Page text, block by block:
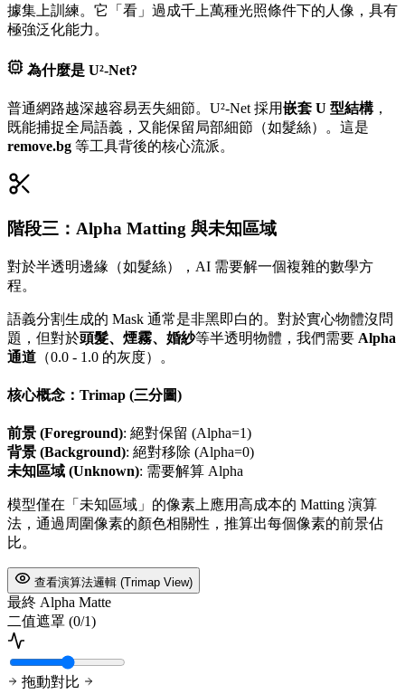
據集上訓練。它「看」過成千上萬種光照條件下的人像，具有
極強泛化能力。
為什麼是 U²-Net?
普通網路越深越容易丟失細節。U²-Net 採用嵌套 U 型結構，
既能捕捉全局語義，又能保留局部細節（如髮絲）。這是
remove.bg 等工具背後的核心流派。
階段三：Alpha Matting 與未知區域
對於半透明邊緣（如髮絲），AI 需要解一個複雜的數學方
程。
語義分割生成的 Mask 通常是非黑即白的。對於實心物體沒問
題，但對於頭髮、煙霧、婚紗等半透明物體，我們需要 Alpha
通道 （0.0 - 1.0 的灰度）。
核心概念：Trimap (三分圖)
前景 (Foreground): 絕對保留 (Alpha=1)
背景 (Background): 絕對移除 (Alpha=0)
未知區域 (Unknown): 需要解算 Alpha
模型僅在「未知區域」的像素上應用高成本的 Matting 演算
法，通過周圍像素的顏色相關性，推算出每個像素的前景佔
比。
查看演算法邏輯 (Trimap View)
最終 Alpha Matte
二值遮罩 (0/1)
拖動對比